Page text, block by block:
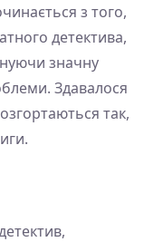
з того,
детектива,
значну
Здавалося
так,